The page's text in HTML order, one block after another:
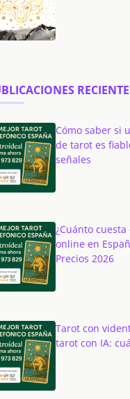
Cómo saber si
de tarot es
señales
¿Cuánto
online en
Precios 2026
Tarot con
tarot con IA: